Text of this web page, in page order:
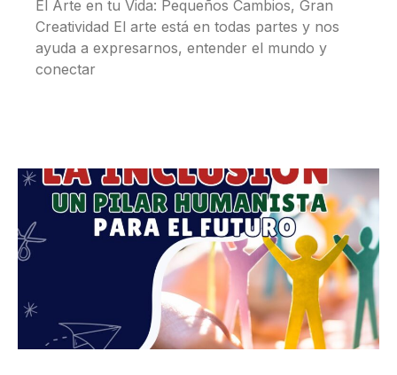
El Arte en tu Vida: Pequeños Cambios, Gran
Creatividad El arte está en todas partes y nos
ayuda a expresarnos, entender el mundo y
conectar